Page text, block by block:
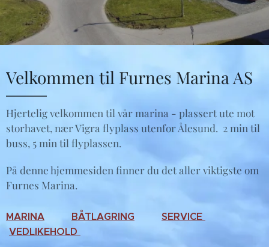
Velkommen til Furnes Marina AS
Hjertelig velkommen til vår marina - plassert ute mot
storhavet, nær Vigra flyplass utenfor Ålesund. 2 min til
buss, 5 min til flyplassen.
På denne hjemmesiden finner du det aller viktigste om
Furnes Marina.
MARINA BÅTLAGRING
SERVICE
VEDLIKEHOLD